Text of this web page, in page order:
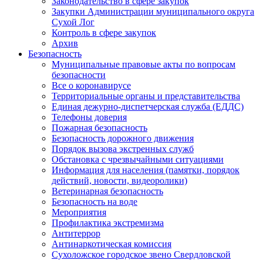
Закупки Администрации муниципального округа
Сухой Лог
Контроль в сфере закупок
Архив
Безопасность
Муниципальные правовые акты по вопросам
безопасности
Все о коронавирусе
Территориальные органы и представительства
Единая дежурно-диспетчерская служба (ЕДДС)
Телефоны доверия
Пожарная безопасность
Безопасность дорожного движения
Порядок вызова экстренных служб
Обстановка с чрезвычайными ситуациями
Информация для населения (памятки, порядок
действий, новости, видеоролики)
Ветеринарная безопасность
Безопасность на воде
Мероприятия
Профилактика экстремизма
Антитеррор
Антинаркотическая комиссия
Сухоложское городское звено Свердловской